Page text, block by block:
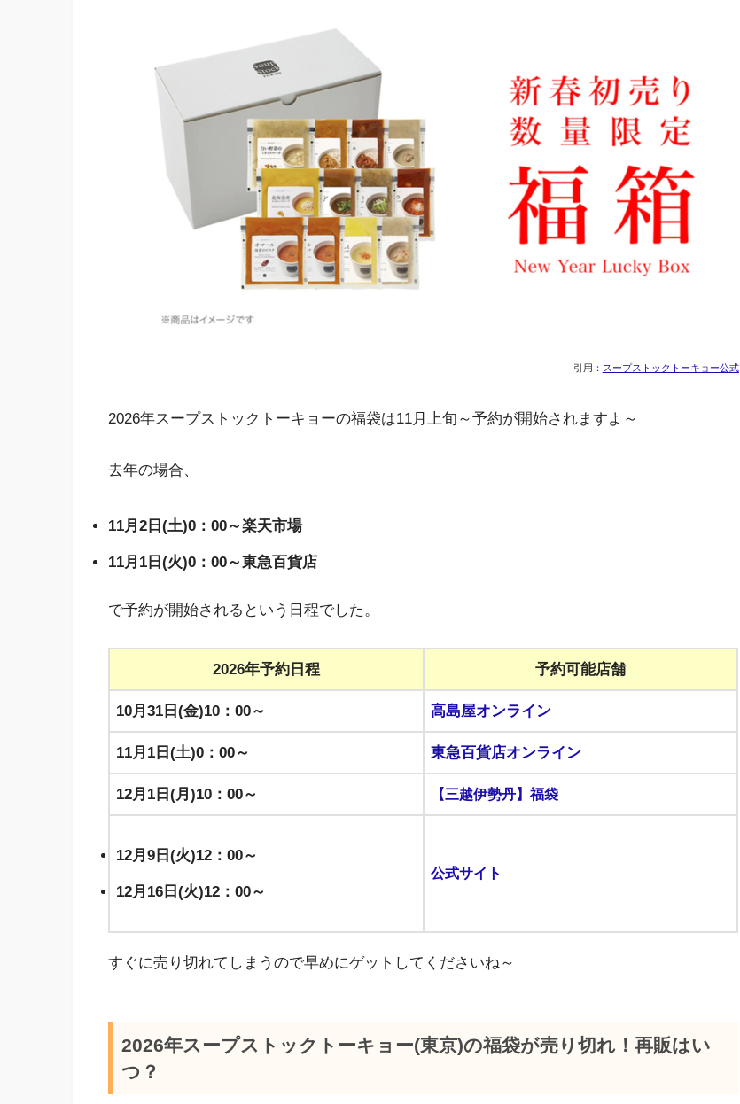
引用： スープストックトーキョー公式
2026年スープストックトーキョーの福袋は11月上旬～予約が開始されますよ～
去年の場合、
11月2日(土)0：00～楽天市場
11月1日(火)0：00～東急百貨店
で予約が開始されるという日程でした。
2026年予約日程 予約可能店舗
10月31日(金)10：00～ 高島屋オンライン
11月1日(土)0：00～ 東急百貨店オンライン
12月1日(月)10：00～ 【三越伊勢丹】福袋
12月9日(火)12：00～
12月16日(火)12：00～
公式サイト
すぐに売り切れてしまうので早めにゲットしてくださいね～
2026年スープストックトーキョー(東京)の福袋が売り切れ！再販はい
つ？